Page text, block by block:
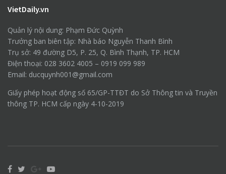
VietDaily.vn
Quản lý nội dung: Phạm Đức Quỳnh
Trưởng ban biên tập: Nhà báo Nguyễn Thanh Bình
Trụ sở: 49 đường D5, P. 25, Q. Bình Thạnh, TP. HCM
Điện thoại: 028 3602 4005 – 0919 099 989
Email: ducquynh001@gmail.com
Giấy phép hoạt động số 65/GP-TTĐT do Sở Thông tin và Truyền
thông TP. HCM cấp ngày 4-10-2019